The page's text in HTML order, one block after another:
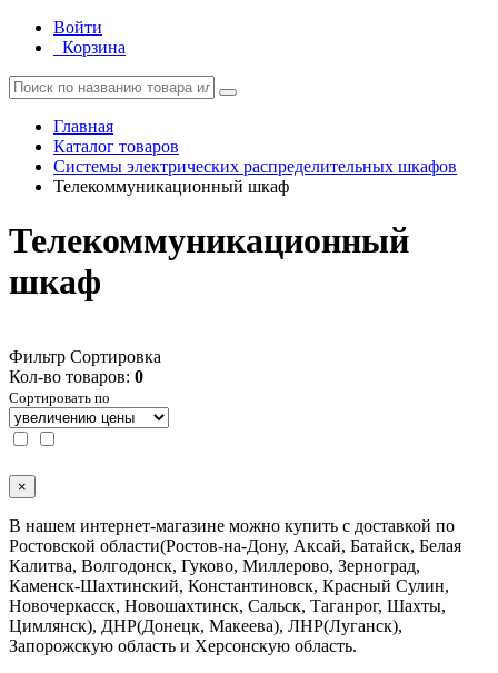
Войти
Корзина
Главная
Каталог товаров
Системы электрических распределительных шкафов
Телекоммуникационный шкаф
Телекоммуникационный
шкаф
Фильтр Сортировка
Кол-во товаров: 0
Сортировать по
×
В нашем интернет-магазине можно купить с доставкой по
Ростовской области(Ростов-на-Дону, Аксай, Батайск, Белая
Калитва, Волгодонск, Гуково, Миллерово, Зерноград,
Каменск-Шахтинский, Константиновск, Красный Сулин,
Новочеркасск, Новошахтинск, Сальск, Таганрог, Шахты,
Цимлянск), ДНР(Донецк, Макеева), ЛНР(Луганск),
Запорожскую область и Херсонскую область.